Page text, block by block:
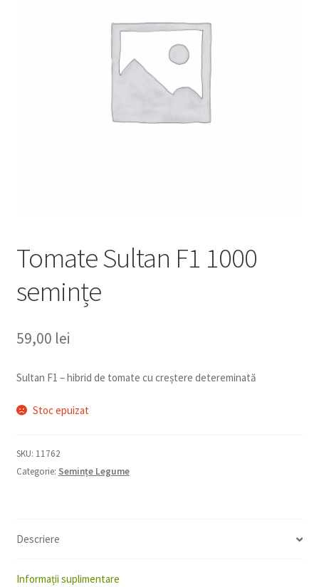
Tomate Sultan F1 1000
semințe
59,00 lei
Sultan F1 – hibrid de tomate cu creștere detereminată
Stoc epuizat
SKU: 11762
Categorie: Semințe Legume
Descriere
Informații suplimentare